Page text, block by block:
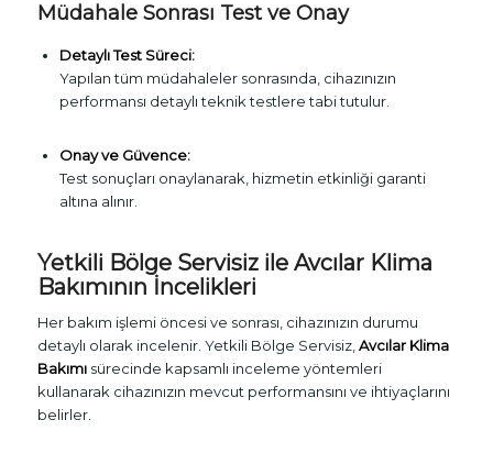
Müdahale Sonrası Test ve Onay
Detaylı Test Süreci:
Yapılan tüm müdahaleler sonrasında, cihazınızın
performansı detaylı teknik testlere tabi tutulur.
Onay ve Güvence:
Test sonuçları onaylanarak, hizmetin etkinliği garanti
altına alınır.
Yetkili Bölge Servisiz ile Avcılar Klima
Bakımının İncelikleri
Her bakım işlemi öncesi ve sonrası, cihazınızın durumu
detaylı olarak incelenir. Yetkili Bölge Servisiz, Avcılar Klima
Bakımısürecinde kapsamlı inceleme yöntemleri
kullanarak cihazınızın mevcut performansını ve ihtiyaçlarını
belirler.